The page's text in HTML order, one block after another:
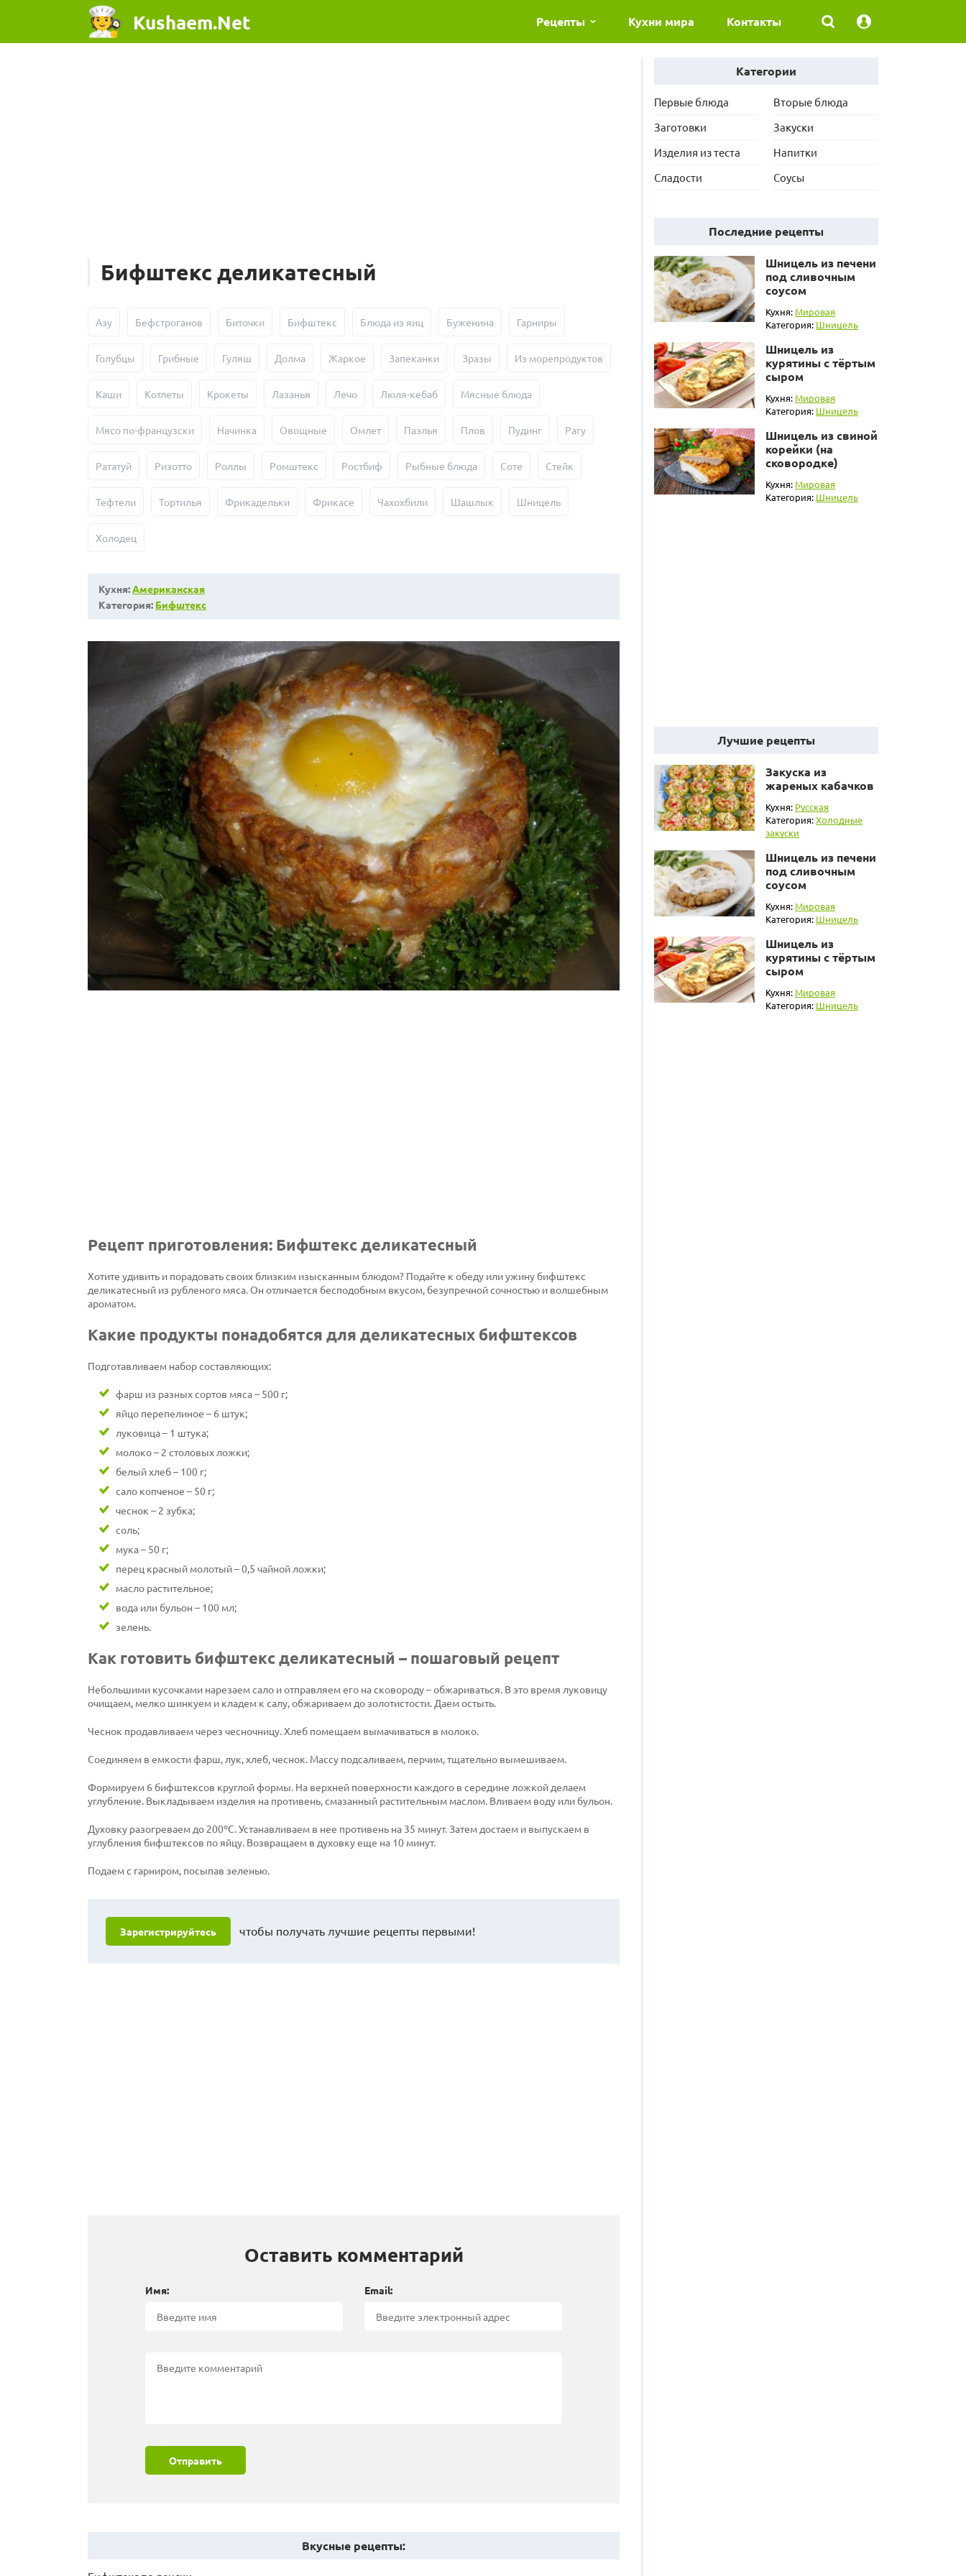
Kushaem.Net Рецепты Кухни мира Контакты
Бифштекс деликатесный
Азу Бефстроганов Биточки Бифштекс Блюда из яиц Буженина Гарниры
Голубцы Грибные Гуляш Долма Жаркое Запеканки Зразы Из морепродуктов
Каши Котлеты Крокеты Лазанья Лечо Люля-кебаб Мясные блюда
Мясо по-французски Начинка Овощные Омлет Паэлья Плов Пудинг Рагу
Рататуй Ризотто Роллы Ромштекс Ростбиф Рыбные блюда Соте Стейк
Тефтели Тортилья Фрикадельки Фрикасе Чахохбили Шашлык Шницель
Холодец
Кухня:Американская
Категория: Бифштекс
Рецепт приготовления: Бифштекс деликатесный
Хотите удивить и порадовать своих близким изысканным блюдом? Подайте к обеду или ужину бифштекс
деликатесный из рубленого мяса. Он отличается бесподобным вкусом, безупречной сочностью и волшебным
ароматом.
Какие продукты понадобятся для деликатесных бифштексов
Подготавливаем набор составляющих:
фарш из разных сортов мяса – 500 г;
яйцо перепелиное – 6 штук;
луковица – 1 штука;
молоко – 2 столовых ложки;
белый хлеб – 100 г;
сало копченое – 50 г;
чеснок – 2 зубка;
соль;
мука – 50 г;
перец красный молотый – 0,5 чайной ложки;
масло растительное;
вода или бульон – 100 мл;
зелень.
Как готовить бифштекс деликатесный – пошаговый рецепт
Небольшими кусочками нарезаем сало и отправляем его на сковороду – обжариваться. В это время луковицу
очищаем, мелко шинкуем и кладем к салу, обжариваем до золотистости. Даем остыть.
Чеснок продавливаем через чесночницу. Хлеб помещаем вымачиваться в молоко.
Соединяем в емкости фарш, лук, хлеб, чеснок. Массу подсаливаем, перчим, тщательно вымешиваем.
Формируем 6 бифштексов круглой формы. На верхней поверхности каждого в середине ложкой делаем
углубление. Выкладываем изделия на противень, смазанный растительным маслом. Вливаем воду или бульон.
Духовку разогреваем до 200ºС. Устанавливаем в нее противень на 35 минут. Затем достаем и выпускаем в
углубления бифштексов по яйцу. Возвращаем в духовку еще на 10 минут.
Подаем с гарниром, посыпав зеленью.
Зарегистрируйтесь чтобы получать лучшие рецепты первыми!
Оставить комментарий
Имя: Email:
Отправить
Вкусные рецепты:
Категории
Первые блюда
Вторые блюда
Заготовки
Закуски
Изделия из теста
Напитки
Сладости
Соусы
Последние рецепты
Шницель из печени
под сливочным
соусом
Кухня: Мировая
Категория: Шницель
Шницель из
курятины с тёртым
сыром
Кухня: Мировая
Категория: Шницель
Шницель из свиной
корейки (на
сковородке)
Кухня: Мировая
Категория: Шницель
Лучшие рецепты
Закуска из
жареных кабачков
Кухня: Русская
Категория:Холодные
закуски
Шницель из печени
под сливочным
соусом
Кухня: Мировая
Категория: Шницель
Шницель из
курятины с тёртым
сыром
Кухня: Мировая
Категория: Шницель